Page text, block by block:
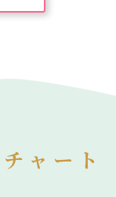
ャート